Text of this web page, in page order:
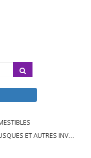
INVERTÉBRÉS AQUATIQUES